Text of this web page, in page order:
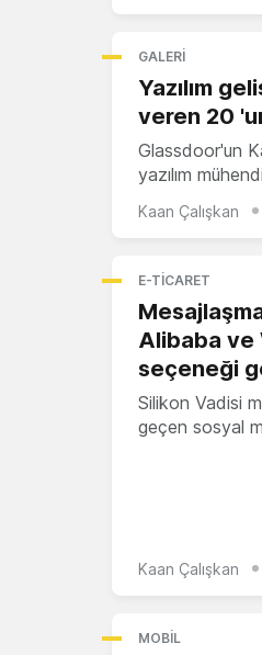
GALERI
Yazılım
veren 20
Glassdoor'un
yazılım
Kaan Çalışkan
E-TICARET
Alibaba ve
seçeneği
Silikon Vadisi
geçen sosyal
Kaan Çalışkan
MOBIL